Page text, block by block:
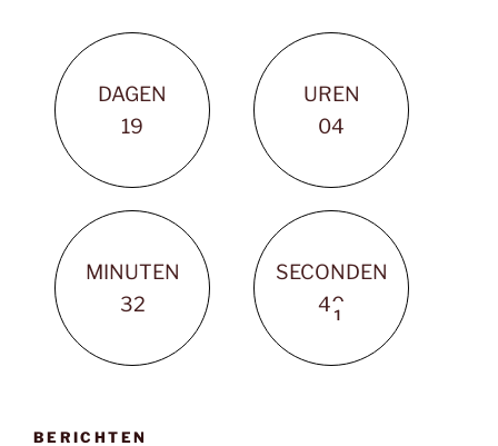
DAGEN
19
UREN
04
MINUTEN
32
SECONDEN
40
BERICHTEN